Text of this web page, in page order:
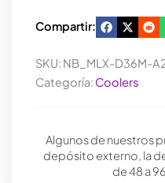
Compartir:
SKU: NB_MLX-D36M-
Categoría: Coolers
Algunos de nuestros
depósito externo, la
de 48 a